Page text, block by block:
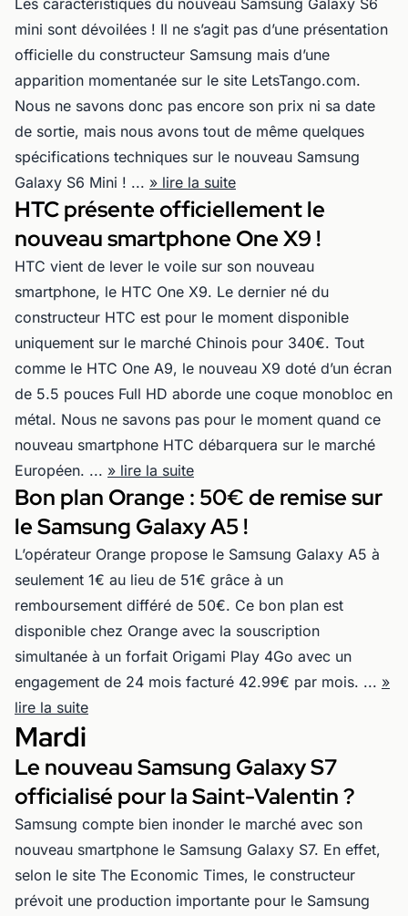
Les caractéristiques du nouveau Samsung Galaxy S6
mini sont dévoilées ! Il ne s’agit pas d’une présentation
officielle du constructeur Samsung mais d’une
apparition momentanée sur le site LetsTango.com.
Nous ne savons donc pas encore son prix ni sa date
de sortie, mais nous avons tout de même quelques
spécifications techniques sur le nouveau Samsung
Galaxy S6 Mini ! ... » lire la suite
HTC présente officiellement le
nouveau smartphone One X9 !
HTC vient de lever le voile sur son nouveau
smartphone, le HTC One X9. Le dernier né du
constructeur HTC est pour le moment disponible
uniquement sur le marché Chinois pour 340€. Tout
comme le HTC One A9, le nouveau X9 doté d’un écran
de 5.5 pouces Full HD aborde une coque monobloc en
métal. Nous ne savons pas pour le moment quand ce
nouveau smartphone HTC débarquera sur le marché
Européen. ... » lire la suite
Bon plan Orange : 50€ de remise sur
le Samsung Galaxy A5 !
L’opérateur Orange propose le Samsung Galaxy A5 à
seulement 1€ au lieu de 51€ grâce à un
remboursement différé de 50€. Ce bon plan est
disponible chez Orange avec la souscription
simultanée à un forfait Origami Play 4Go avec un
engagement de 24 mois facturé 42.99€ par mois. ... »
lire la suite
Mardi
Le nouveau Samsung Galaxy S7
officialisé pour la Saint-Valentin ?
Samsung compte bien inonder le marché avec son
nouveau smartphone le Samsung Galaxy S7. En effet,
selon le site The Economic Times, le constructeur
prévoit une production importante pour le Samsung